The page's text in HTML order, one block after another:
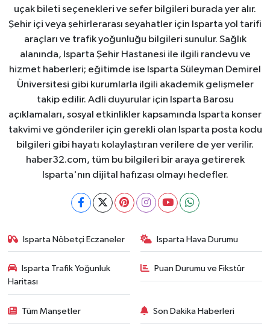
uçak bileti seçenekleri ve sefer bilgileri burada yer alır.
Şehir içi veya şehirlerarası seyahatler için Isparta yol tarifi
araçları ve trafik yoğunluğu bilgileri sunulur. Sağlık
alanında, Isparta Şehir Hastanesi ile ilgili randevu ve
hizmet haberleri; eğitimde ise Isparta Süleyman Demirel
Üniversitesi gibi kurumlarla ilgili akademik gelişmeler
takip edilir. Adli duyurular için Isparta Barosu
açıklamaları, sosyal etkinlikler kapsamında Isparta konser
takvimi ve gönderiler için gerekli olan Isparta posta kodu
bilgileri gibi hayatı kolaylaştıran verilere de yer verilir.
haber32.com, tüm bu bilgileri bir araya getirerek
Isparta'nın dijital hafızası olmayı hedefler.
Isparta Nöbetçi Eczaneler Isparta Hava Durumu
Isparta Trafik Yoğunluk
Haritası
Puan Durumu ve Fikstür
Tüm Manşetler Son Dakika Haberleri